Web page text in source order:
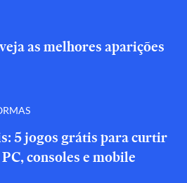
as melhores aparições
5 jogos grátis para curtir
consoles e mobile